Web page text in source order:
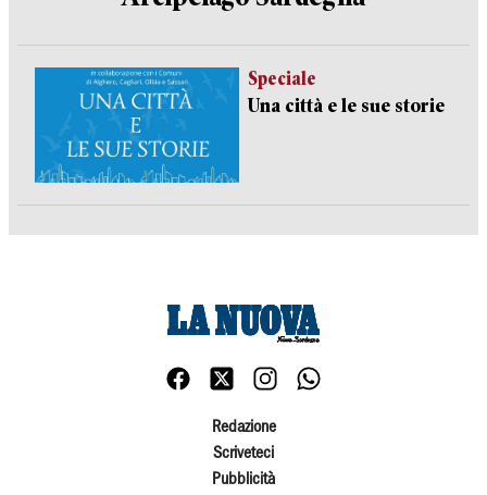
Speciale
Una città e le sue storie
Redazione
Scriveteci
Pubblicità